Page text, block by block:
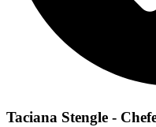
Taciana Stengle -